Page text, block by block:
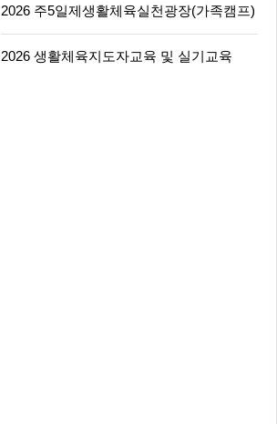
2026 주5일제생활체육실천광장(가족캠프)
2026 생활체육지도자교육 및 실기교육